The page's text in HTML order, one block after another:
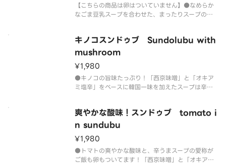
【こちらの商品は卵はついていません】●なめらか
なごま豆乳スープを合わせた、まったりスープのヘ
ため、通常より辛さを感じづらくなっております
「西京味噌」と「オキアミ塩辛」を
キノコスンドゥブ Sundolubu with
mushroom
¥1,980
●キノコの旨味たっぷり！「西京味噌」と「オキア
ミ塩辛」をベースに韓国一味を加えたスープは辛さ
粒・豚ばら肉50g・キムチ30g・きのこ（エノキ、
しいたけ、しめじ※仕入れに
爽やかな酸味！スンドゥブ tomato i
n sundubu
¥1,980
●トマトの爽やかな酸味と、辛うまスープの愛称が
ご飯も卵もついてます！「西京味噌」と「オキアミ